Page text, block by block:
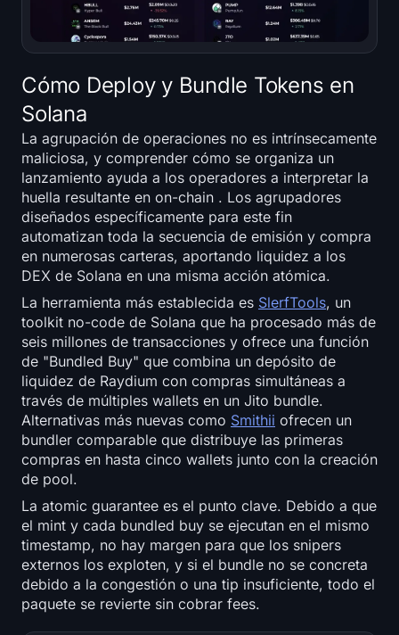
Cómo Deploy y Bundle Tokens en
Solana
La agrupación de operaciones no es intrínsecamente
maliciosa, y comprender cómo se organiza un
lanzamiento ayuda a los operadores a interpretar la
huella resultante en on-chain . Los agrupadores
diseñados específicamente para este fin
automatizan toda la secuencia de emisión y compra
en numerosas carteras, aportando liquidez a los
DEX de Solana en una misma acción atómica.
La herramienta más establecida es SlerfTools, un
toolkit no-code de Solana que ha procesado más de
seis millones de transacciones y ofrece una función
de "Bundled Buy" que combina un depósito de
liquidez de Raydium con compras simultáneas a
través de múltiples wallets en un Jito bundle.
Alternativas más nuevas como Smithii ofrecen un
bundler comparable que distribuye las primeras
compras en hasta cinco wallets junto con la creación
de pool.
La atomic guarantee es el punto clave. Debido a que
el mint y cada bundled buy se ejecutan en el mismo
timestamp, no hay margen para que los snipers
externos los exploten, y si el bundle no se concreta
debido a la congestión o una tip insuficiente, todo el
paquete se revierte sin cobrar fees.